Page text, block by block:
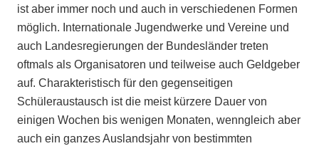
ist aber immer noch und auch in verschiedenen Formen
möglich. Internationale Jugendwerke und Vereine und
auch Landesregierungen der Bundesländer treten
oftmals als Organisatoren und teilweise auch Geldgeber
auf. Charakteristisch für den gegenseitigen
Schüleraustausch ist die meist kürzere Dauer von
einigen Wochen bis wenigen Monaten, wenngleich aber
auch ein ganzes Auslandsjahr von bestimmten